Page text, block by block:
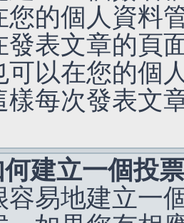
您的個人資料
發表文章的頁
可以在您的個
樣每次發表文
建立一個投
容易地建立一